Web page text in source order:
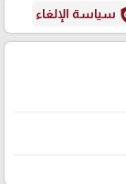
سياسة الإلغاء